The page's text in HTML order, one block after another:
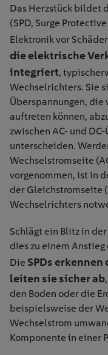
Das Herzstück bildet
(SPD, Surge
Elektronik vor
die elektrische
integriert,
Wechselrichters. Sie
Überspannungen, die
auftreten können,
zwischen AC- und
unterscheiden.
Wechselstromseite
vorgenommen, ist in
der Gleichstromseite
Wechselrichters
Schlägt ein Blitz in
dies zu einem
Die SPDs
leiten sie sicher ab
den Boden oder die
beispielsweise der
Wechselstrom
Komponente in einer